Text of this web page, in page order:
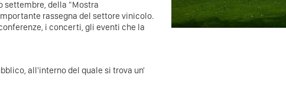
settembre, della "Mostra
rassegna del settore vinicolo.
i concerti, gli eventi che la
all'interno del quale si trova un'